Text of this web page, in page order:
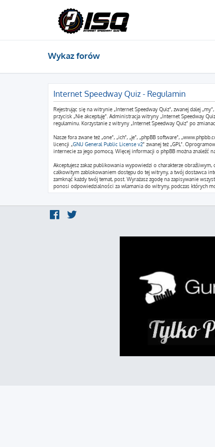
Wykaz forów
Internet Speedway Quiz - Regulamin
Rejestrując się na witrynie „Internet Speedway Quiz”, zwanej dalej
przycisk „Nie akceptuję”. Administracja witryny „Internet Speedway
regulaminu. Korzystanie z witryny „Internet Speedway Quiz” po
Nasze fora zwane też „one”, „ich”, „je”, „phpBB software”,
licencji „GNU General Public License v2” zwanej też „GPL”.
internecie za jego pomocą. Więcej informacji o phpBB można znaleźć
Akceptujesz zakaz publikowania wypowiedzi o charakterze
całkowitym zablokowaniem dostępu do tej witryny, a twój dostawca
zamknąć każdy twój temat, post. Wyrażasz zgodę na zapisywanie
ponosi odpowiedzialności za włamania do witryny, podczas których